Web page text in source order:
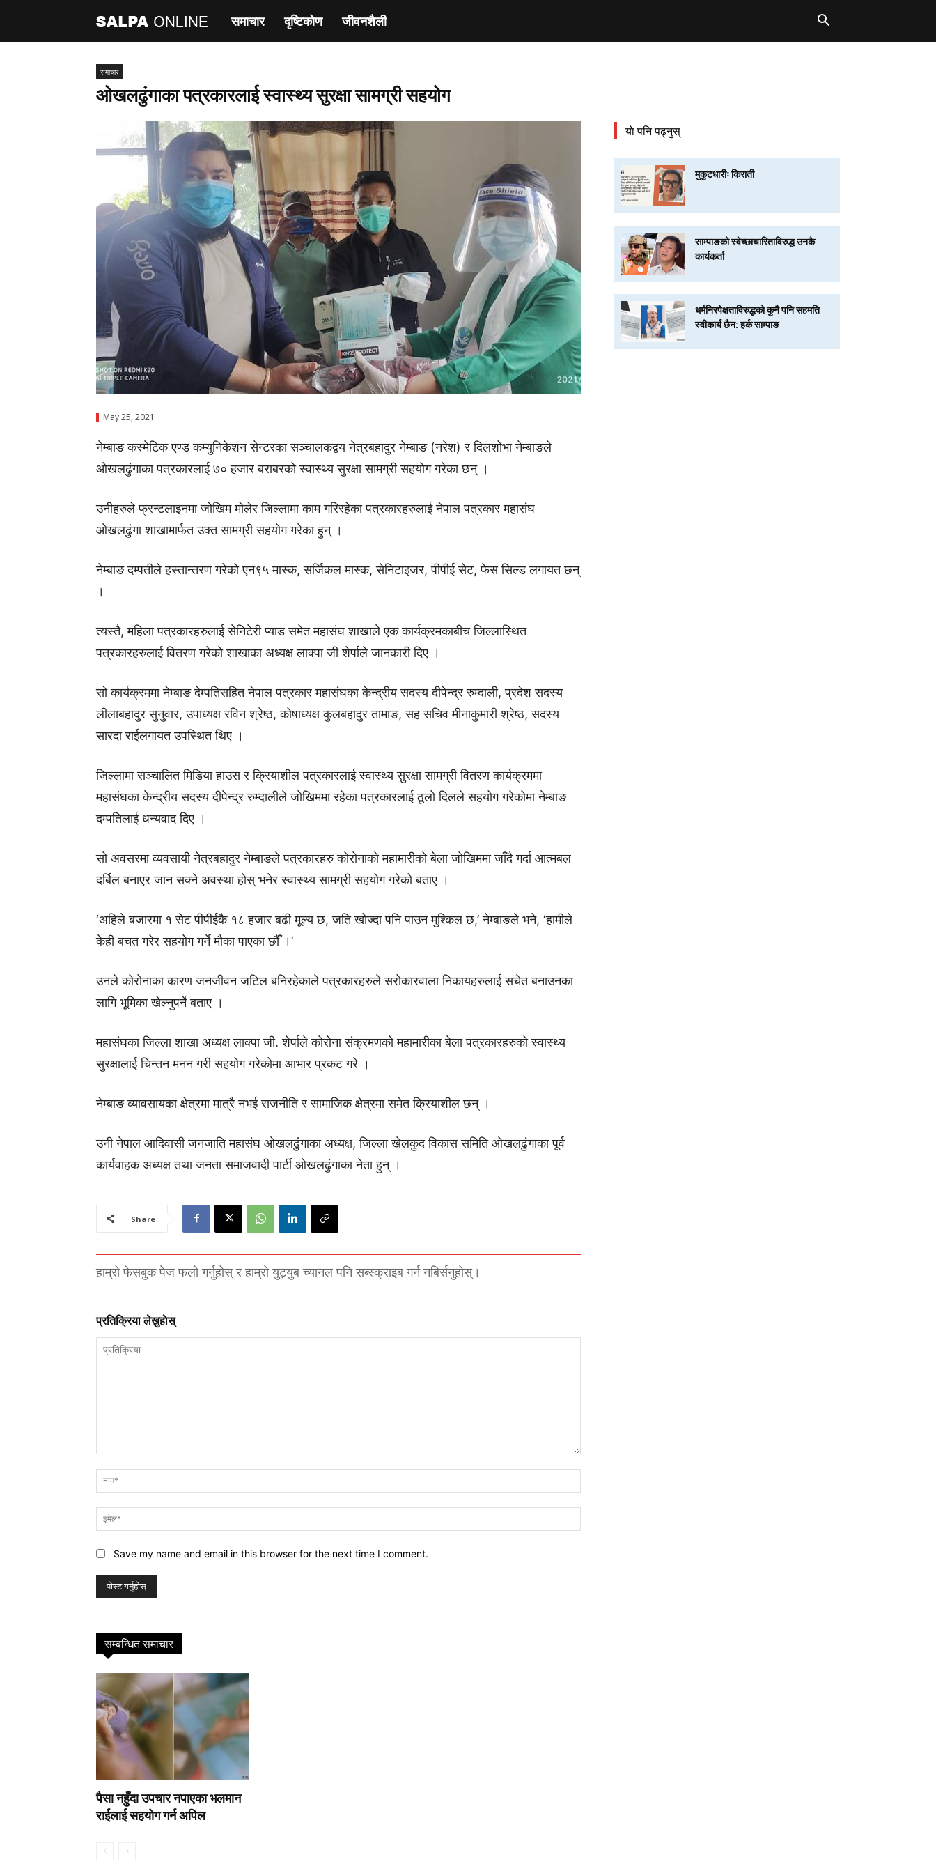
साल्पा
समाचार दृष्टिकाेण जीवनशैली
समाचार
ओखलढुंगाका पत्रकारलाई स्वास्थ्य सुरक्षा सामग्री सहयोग
May 25, 2021
नेम्बाङ कस्मेटिक एण्ड कम्युनिकेशन सेन्टरका सञ्चालकद्वय नेत्रबहादुर नेम्बाङ (नरेश) र दिलशोभा नेम्बाङले
ओखलढुंगाका पत्रकारलाई ७० हजार बराबरको स्वास्थ्य सुरक्षा सामग्री सहयोग गरेका छन् ।
उनीहरुले फ्रन्टलाइनमा जोखिम मोलेर जिल्लामा काम गरिरहेका पत्रकारहरुलाई नेपाल पत्रकार महासंघ
ओखलढुंगा शाखामार्फत उक्त सामग्री सहयोग गरेका हुन् ।
नेम्बाङ दम्पतीले हस्तान्तरण गरेको एन९५ मास्क, सर्जिकल मास्क, सेनिटाइजर, पीपीई सेट, फेस सिल्ड लगायत छन्
।
त्यस्तै, महिला पत्रकारहरुलाई सेनिटेरी प्याड समेत महासंघ शाखाले एक कार्यक्रमकाबीच जिल्लास्थित
पत्रकारहरुलाई वितरण गरेको शाखाका अध्यक्ष लाक्पा जी शेर्पाले जानकारी दिए ।
सो कार्यक्रममा नेम्बाङ देम्पतिसहित नेपाल पत्रकार महासंघका केन्द्रीय सदस्य दीपेन्द्र रुम्दाली, प्रदेश सदस्य
लीलाबहादुर सुनुवार, उपाध्यक्ष रविन श्रेष्ठ, कोषाध्यक्ष कुलबहादुर तामाङ, सह सचिव मीनाकुमारी श्रेष्ठ, सदस्य
सारदा राईलगायत उपस्थित थिए ।
जिल्लामा सञ्चालित मिडिया हाउस र क्रियाशील पत्रकारलाई स्वास्थ्य सुरक्षा सामग्री वितरण कार्यक्रममा
महासंघका केन्द्रीय सदस्य दीपेन्द्र रुम्दालीले जोखिममा रहेका पत्रकारलाई ठूलो दिलले सहयोग गरेकोमा नेम्बाङ
दम्पतिलाई धन्यवाद दिए ।
सो अवसरमा व्यवसायी नेत्रबहादुर नेम्बाङले पत्रकारहरु कोरोनाको महामारीको बेला जोखिममा जाँदै गर्दा आत्मबल
दर्बिल बनाएर जान सक्ने अवस्था होस् भनेर स्वास्थ्य सामग्री सहयोग गरेको बताए ।
‘अहिले बजारमा १ सेट पीपीईकै १८ हजार बढी मूल्य छ, जति खोज्दा पनि पाउन मुश्किल छ,’ नेम्बाङले भने, ‘हामीले
केही बचत गरेर सहयोग गर्ने मौका पाएका छौँ ।’
उनले कोरोनाका कारण जनजीवन जटिल बनिरहेकाले पत्रकारहरुले सरोकारवाला निकायहरुलाई सचेत बनाउनका
लागि भूमिका खेल्नुपर्ने बताए ।
महासंघका जिल्ला शाखा अध्यक्ष लाक्पा जी. शेर्पाले कोरोना संक्रमणको महामारीका बेला पत्रकारहरुको स्वास्थ्य
सुरक्षालाई चिन्तन मनन गरी सहयोग गरेकोमा आभार प्रकट गरे ।
नेम्बाङ व्यावसायका क्षेत्रमा मात्रै नभई राजनीति र सामाजिक क्षेत्रमा समेत क्रियाशील छन् ।
उनी नेपाल आदिवासी जनजाति महासंघ ओखलढुंगाका अध्यक्ष, जिल्ला खेलकुद विकास समिति ओखलढुंगाका पूर्व
कार्यवाहक अध्यक्ष तथा जनता समाजवादी पार्टी ओखलढुंगाका नेता हुन् ।
Share
हाम्रो फेसबुक पेज फलो गर्नुहोस् र हाम्रो युट्युब च्यानल पनि सब्स्क्राइब गर्न नबिर्सनुहोस्।
प्रतिक्रिया लेख्नुहाेस्
Save my name and email in this browser for the next time I comment.
सम्बन्धित समाचार
पैसा नहुँदा उपचार नपाएका भलमान
राईलाई सहयोग गर्न अपिल
याे पनि पढ्नुस्
मुकुटधारीः किराती
साम्पाङको स्वेच्छाचारिताविरुद्ध उनकै
कार्यकर्ता
धर्मनिरपेक्षताविरुद्धको कुनै पनि सहमति
स्वीकार्य छैन: हर्क साम्पाङ